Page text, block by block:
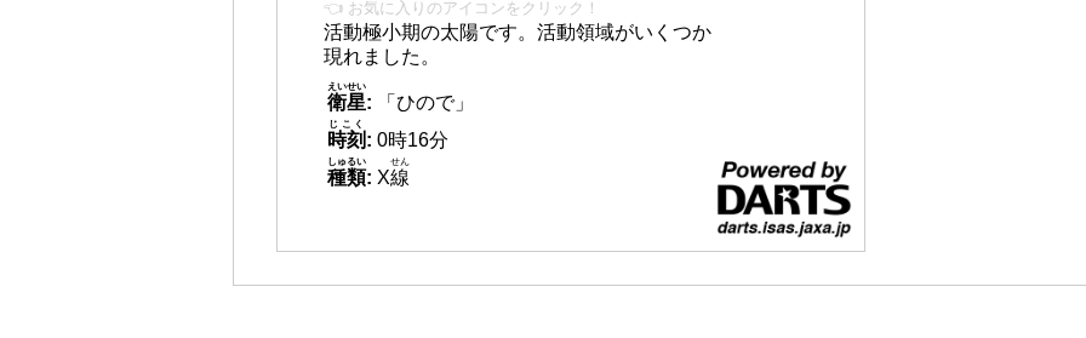
👈 お気に入りのアイコンをクリック！
活動極小期の太陽です。活動領域がいくつか
現れました。
衛星
えいせい
:
「ひので」
時刻
じこく
: 0時16分
種類
しゅるい
: X線
せん